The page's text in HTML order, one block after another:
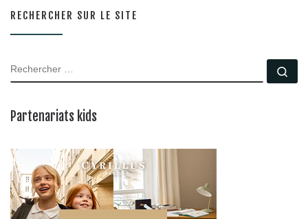
RECHERCHER SUR LE SITE
RECHERCHER
Partenariats kids